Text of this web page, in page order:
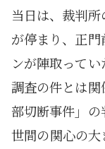
当日は、裁判
が停まり、正
ンが陣取って
調査の件とは
部切断事件」
世間の関心の